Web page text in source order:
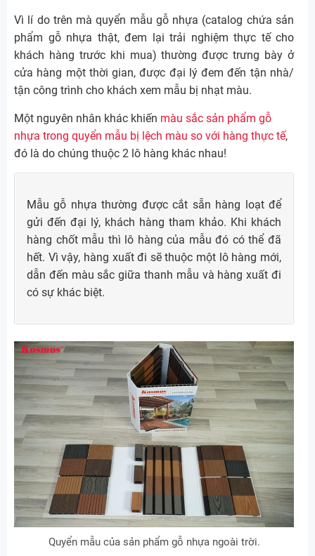
Vì lí do trên mà quyển mẫu gỗ nhựa (catalog chứa sản
phẩm gỗ nhựa thật, đem lại trải nghiệm thực tế cho
khách hàng trước khi mua) thường được trưng bày ở
cửa hàng một thời gian, được đại lý đem đến tận nhà/
tận công trình cho khách xem mẫu bị nhạt màu.
Một nguyên nhân khác khiến màu sắc sản phẩm gỗ
nhựa trong quyển mẫu bị lệch màu so với hàng thực tế,
đó là do chúng thuộc 2 lô hàng khác nhau!
Mẫu gỗ nhựa thường được cắt sẵn hàng loạt để
gửi đến đại lý, khách hàng tham khảo. Khi khách
hàng chốt mẫu thì lô hàng của mẫu đó có thể đã
hết. Vì vậy, hàng xuất đi sẽ thuộc một lô hàng mới,
dẫn đến màu sắc giữa thanh mẫu và hàng xuất đi
có sự khác biệt.
Quyển mẫu của sản phẩm gỗ nhựa ngoài trời.